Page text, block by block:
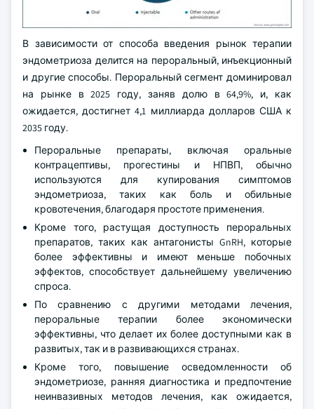
В зависимости от способа введения рынок терапии
эндометриоза делится на пероральный, инъекционный
и другие способы. Пероральный сегмент доминировал
на рынке в 2025 году, заняв долю в 64,9%, и, как
ожидается, достигнет 4,1 миллиарда долларов США к
2035 году.
Пероральные препараты, включая оральные
контрацептивы, прогестины и НПВП, обычно
используются для купирования симптомов
эндометриоза, таких как боль и обильные
кровотечения, благодаря простоте применения.
Кроме того, растущая доступность пероральных
препаратов, таких как антагонисты GnRH, которые
более эффективны и имеют меньше побочных
эффектов, способствует дальнейшему увеличению
спроса.
По сравнению с другими методами лечения,
пероральные терапии более экономически
эффективны, что делает их более доступными как в
развитых, так и в развивающихся странах.
Кроме того, повышение осведомленности об
эндометриозе, ранняя диагностика и предпочтение
неинвазивных методов лечения, как ожидается,